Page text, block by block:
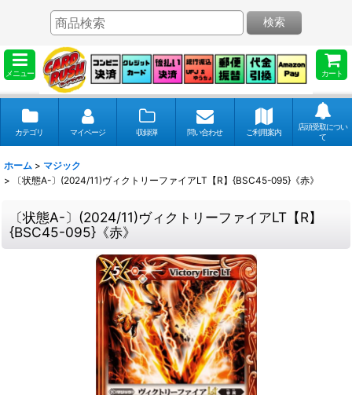
メニュー カート
検索
カテゴリ マイページ 収録弾 問い合わせ ご利用案内
店頭受取につい
て
ホーム > マジック
>
〔状態A-〕(2024/11)ヴィクトリーファイアLT【R】{BSC45-095}《赤》
〔状態A-〕(2024/11)ヴィクトリーファイアLT【R】
{BSC45-095}《赤》